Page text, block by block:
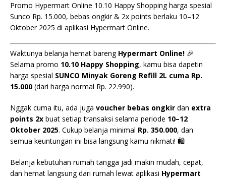
Promo Hypermart Online 10.10 Happy Shopping harga spesial
Sunco Rp. 15.000, bebas ongkir & 2x points berlaku 10–12
Oktober 2025 di aplikasi Hypermart Online.
Waktunya belanja hemat bareng Hypermart Online! 🎉
Selama promo 10.10 Happy Shopping, kamu bisa dapetin
harga spesial SUNCO Minyak Goreng Refill 2L cuma Rp.
15.000 (dari harga normal Rp. 22.990).
Nggak cuma itu, ada juga voucher bebas ongkir dan extra
points 2x buat setiap transaksi selama periode 10–12
Oktober 2025. Cukup belanja minimal Rp. 350.000, dan
semua keuntungan ini bisa langsung kamu nikmati! 🛍️
Belanja kebutuhan rumah tangga jadi makin mudah, cepat,
dan hemat langsung dari rumah lewat aplikasi Hypermart